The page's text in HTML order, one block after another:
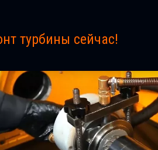
турбины сейчас!